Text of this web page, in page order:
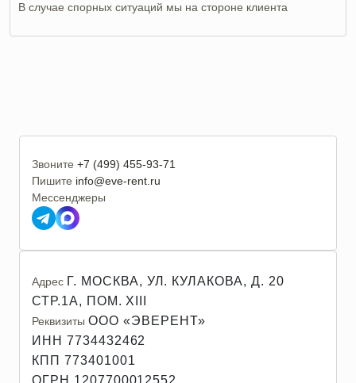
В случае спорных ситуаций мы на стороне клиента
Звоните +7 (499) 455-93-71
Пишите info@eve-rent.ru
Мессенджеры
Адрес Г. МОСКВА, УЛ. КУЛАКОВА, Д. 20
СТР.1А, ПОМ. XIII
Реквизиты ООО «ЭВЕРЕНТ»
ИНН 7734432462
КПП 773401001
ОГРН 1207700012552